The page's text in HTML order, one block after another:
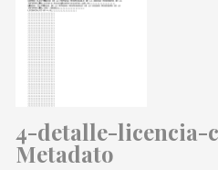
4-detalle-licencia-
Metadato